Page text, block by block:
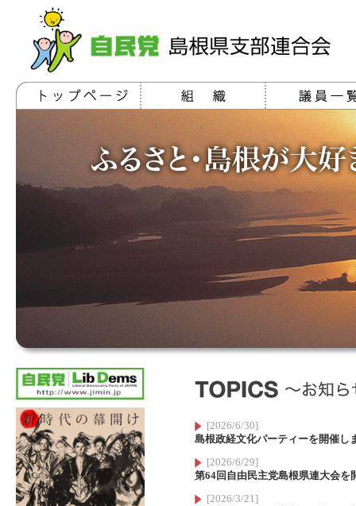
[2026/6/30]
島根政経文化パーティーを開催し
[2026/6/29]
第64回自由民主党島根県連大会を
[2026/3/21]